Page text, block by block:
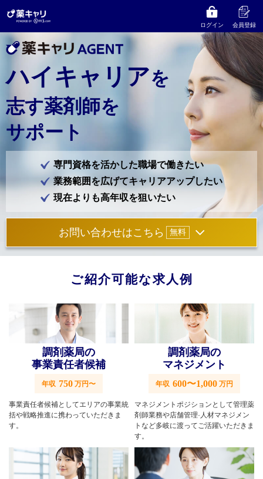
ログイン 会員登録
ハイキャリアを
志す薬剤師を
サポート
専門資格を活かした職場で働きたい
業務範囲を広げてキャリアアップしたい
現在よりも高年収を狙いたい
お問い合わせはこちら 無料
ご紹介可能な求人例
調剤薬局の
事業責任者候補
年収 750 万円〜
事業責任者候補としてエリアの事業統
括や戦略推進に携わっていただきま
す。
調剤薬局の
マネジメント
年収 600〜1,000 万円
マネジメントポジションとして管理薬
剤師業務や店舗管理·人材マネジメン
トなど多岐に渡ってご活躍いただきま
す。